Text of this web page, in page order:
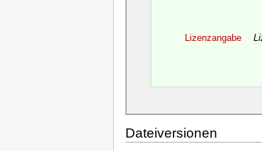
Lizenzangabe
Dateiversionen